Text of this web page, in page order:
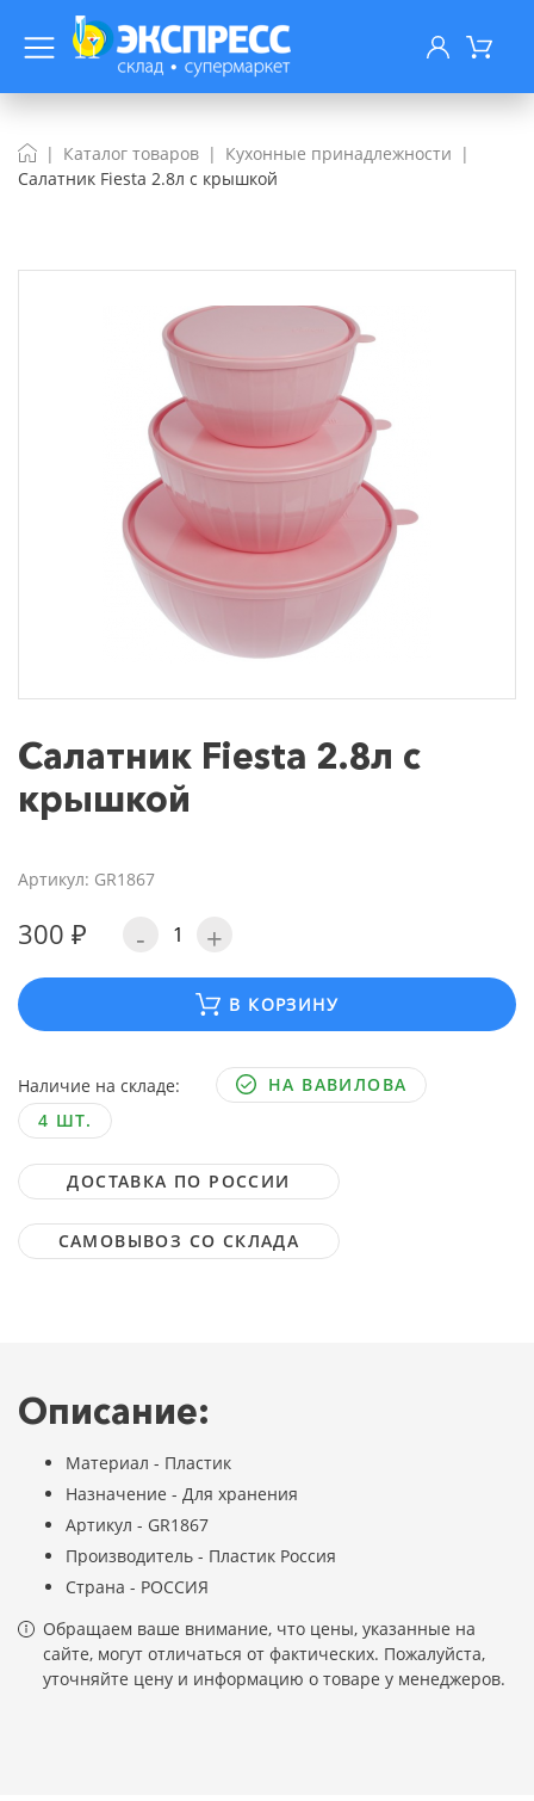
Каталог товаров
Кухонные принадлежности
Салатник Fiesta 2.8л с крышкой
Салатник Fiesta 2.8л с
крышкой
Артикул: GR1867
300 ₽ - +
В КОРЗИНУ
Наличие на складе:
НА ВАВИЛОВА
4 ШТ.
ДОСТАВКА ПО РОССИИ
САМОВЫВОЗ СО СКЛАДА
Описание:
Материал - Пластик
Назначение - Для хранения
Артикул - GR1867
Производитель - Пластик Россия
Страна - РОССИЯ
Обращаем ваше внимание, что цены, указанные на
сайте, могут отличаться от фактических. Пожалуйста,
уточняйте цену и информацию о товаре у менеджеров.